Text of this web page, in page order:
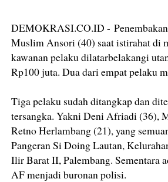
DEMOKRASI.CO.ID -
Muslim Ansori (40) saat istirahat di
kawanan pelaku dilatarbelakangi
Rp100 juta. Dua dari empat pelaku
Tiga pelaku sudah ditangkap dan
tersangka. Yakni Deni Afriadi (36),
Retno Herlambang (21), yang
Pangeran Si Doing Lautan,
Ilir Barat II, Palembang. Sementara
AF menjadi buronan polisi.